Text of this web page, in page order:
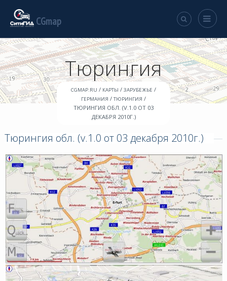
CGmap
Тюрингия
CGMAP.RU / КАРТЫ / ЗАРУБЕЖЬЕ /
ГЕРМАНИЯ / ТЮРИНГИЯ /
ТЮРИНГИЯ ОБЛ. (V.1.0 ОТ 03
ДЕКАБРЯ 2010Г.)
Тюрингия обл. (v.1.0 от 03 декабря 2010г.)